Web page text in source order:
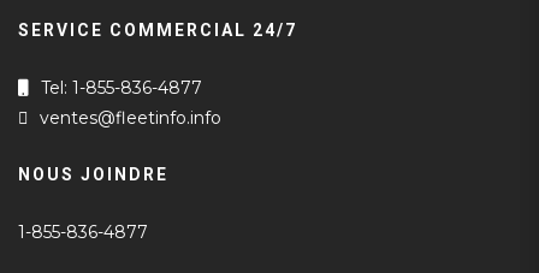
SERVICE COMMERCIAL 24/7
Tel: 1-855-836-4877
ventes@fleetinfo.info
NOUS JOINDRE
1-855-836-4877